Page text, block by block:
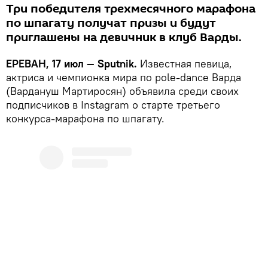
Три победителя трехмесячного марафона
по шпагату получат призы и будут
приглашены на девичник в клуб Варды.
ЕРЕВАН, 17 июл — Sputnik. Известная певица,
актриса и чемпионка мира по pole-dance Варда
(Вардануш Мартиросян) объявила среди своих
подписчиков в Instagram о старте третьего
конкурса-марафона по шпагату.